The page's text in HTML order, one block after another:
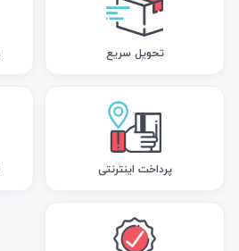
تحویل سریع
پرداخت اینترنتی